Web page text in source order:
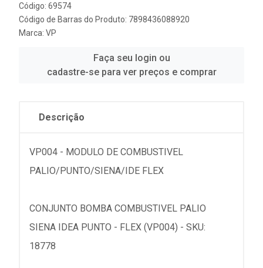
Código: 69574
Código de Barras do Produto: 7898436088920
Marca: VP
Faça seu login ou
cadastre-se para ver preços e comprar
Descrição
VP004 - MODULO DE COMBUSTIVEL
PALIO/PUNTO/SIENA/IDE FLEX
CONJUNTO BOMBA COMBUSTIVEL PALIO
SIENA IDEA PUNTO - FLEX (VP004) - SKU:
18778